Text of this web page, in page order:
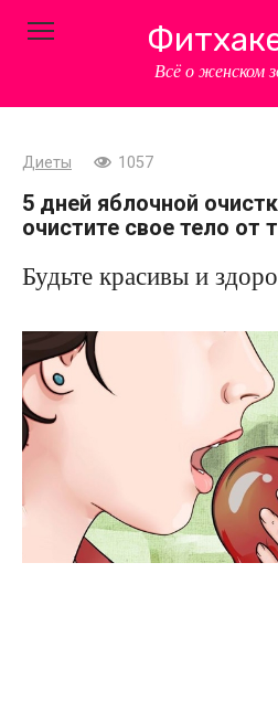
Всё о женском
Диеты 1057
5 дней яблочной
очистите свое тело от
Будьте красивы и